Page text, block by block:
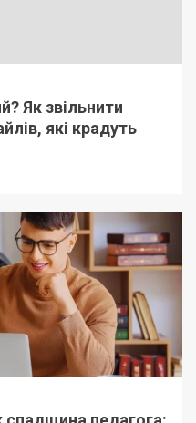
Як звільнити
які крадуть